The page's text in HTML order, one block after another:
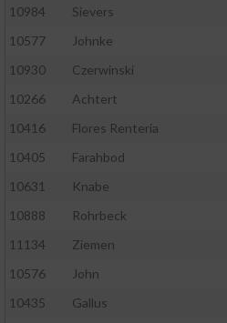
10984
Sievers
10577
Johnke
10930
Czerwinski
10266
Achtert
10416
Flores Renteria
10405
Farahbod
10631
Knabe
10888
Rohrbeck
11134
Ziemen
10576
John
10435
Gallus